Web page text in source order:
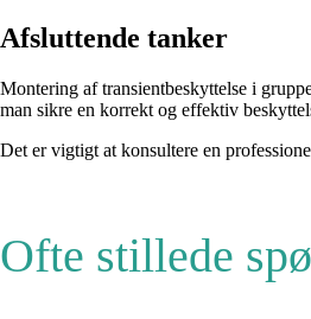
Afsluttende tanker
Montering af transientbeskyttelse i
man sikre en korrekt og effektiv
Det er vigtigt at konsultere en
Ofte stillede